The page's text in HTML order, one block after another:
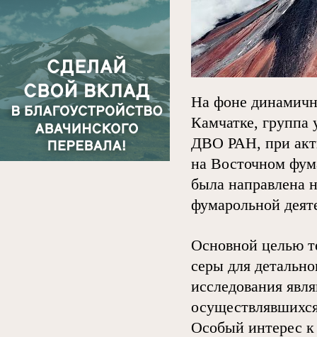
На фоне
Камчатке, группа
ДВО РАН, при
на Восточном
была направлена
фумарольной
Основной целью
серы для
исследования
Особый интерес к